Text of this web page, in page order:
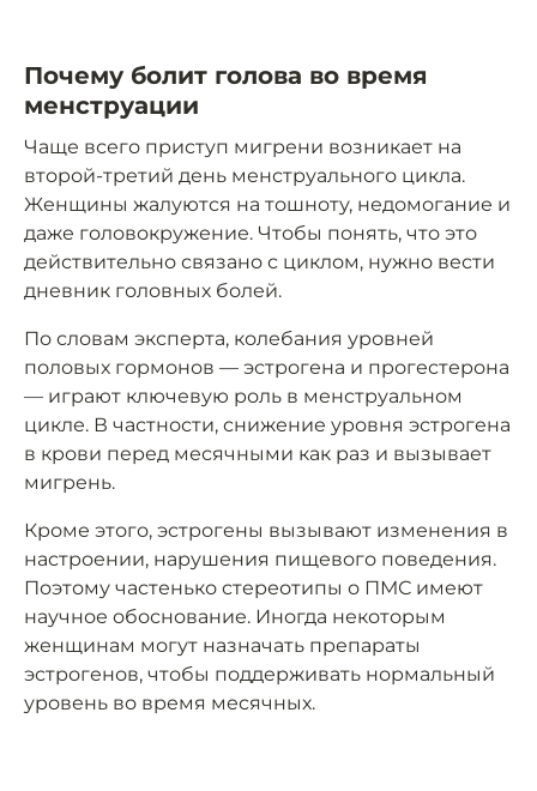
Почему болит голова во время
менструации
Чаще всего приступ мигрени возникает на
второй-третий день менструального цикла.
Женщины жалуются на тошноту, недомогание и
даже головокружение. Чтобы понять, что это
действительно связано с циклом, нужно вести
дневник головных болей.
По словам эксперта, колебания уровней
половых гормонов — эстрогена и прогестерона
— играют ключевую роль в менструальном
цикле. В частности, снижение уровня эстрогена
в крови перед месячными как раз и вызывает
мигрень.
Кроме этого, эстрогены вызывают изменения в
настроении, нарушения пищевого поведения.
Поэтому частенько стереотипы о ПМС имеют
научное обоснование. Иногда некоторым
женщинам могут назначать препараты
эстрогенов, чтобы поддерживать нормальный
уровень во время месячных.